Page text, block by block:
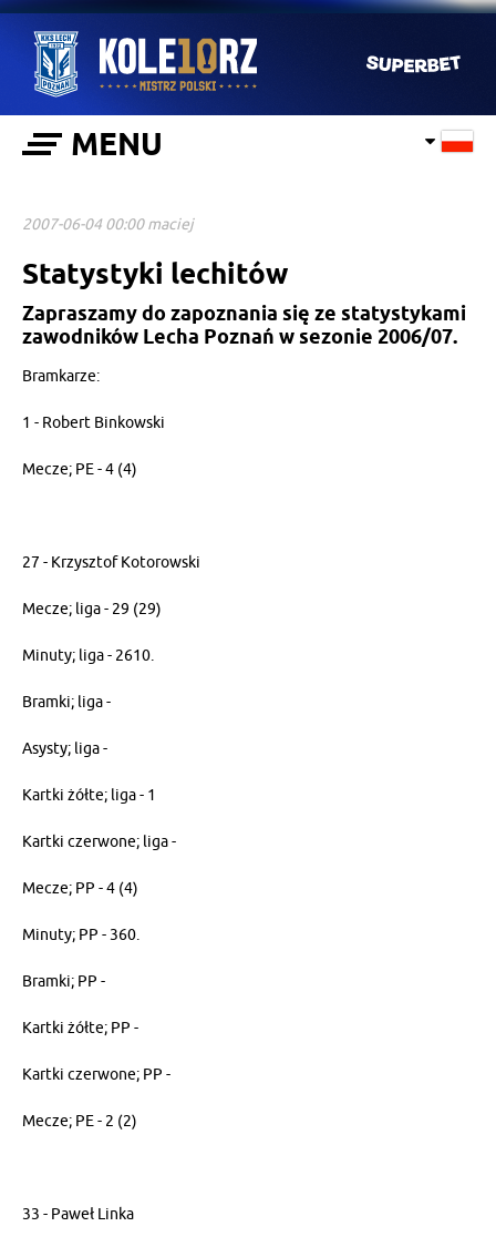
MENU
2007-06-04 00:00 maciej
Statystyki lechitów
Zapraszamy do zapoznania się ze statystykami
zawodników Lecha Poznań w sezonie 2006/07.
Bramkarze:
1 - Robert Binkowski
Mecze; PE - 4 (4)
27 - Krzysztof Kotorowski
Mecze; liga - 29 (29)
Minuty; liga - 2610.
Bramki; liga -
Asysty; liga -
Kartki żółte; liga - 1
Kartki czerwone; liga -
Mecze; PP - 4 (4)
Minuty; PP - 360.
Bramki; PP -
Kartki żółte; PP -
Kartki czerwone; PP -
Mecze; PE - 2 (2)
33 - Paweł Linka